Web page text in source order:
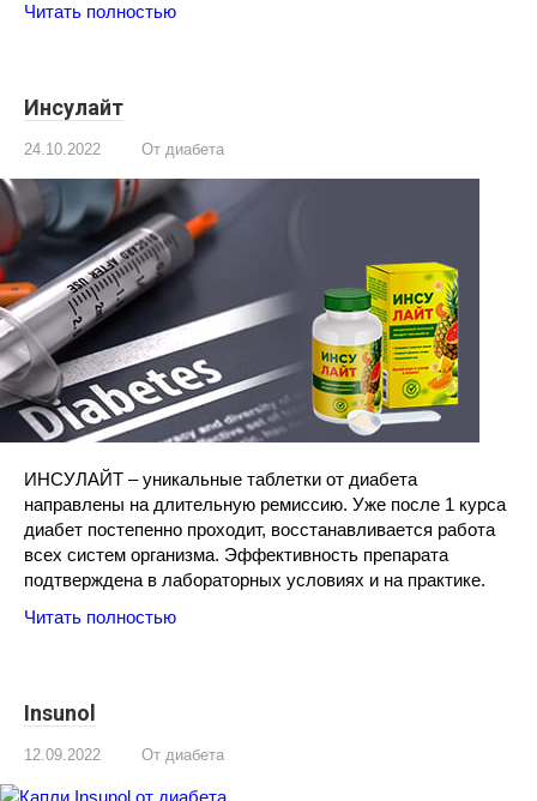
Читать полностью
Инсулайт
24.10.2022 От диабета
ИНСУЛАЙТ – уникальные таблетки от диабета
направлены на длительную ремиссию. Уже после 1 курса
диабет постепенно проходит, восстанавливается работа
всех систем организма. Эффективность препарата
подтверждена в лабораторных условиях и на практике.
Читать полностью
Insunol
12.09.2022 От диабета